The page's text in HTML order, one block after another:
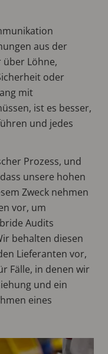
aus der
über Löhne,
oder
mit
ist es besser,
und jedes
Prozess, und
unsere hohen
Zweck nehmen
vor, um
Audits
behalten diesen
Lieferanten vor,
Fälle, in denen wir
und ein
eines